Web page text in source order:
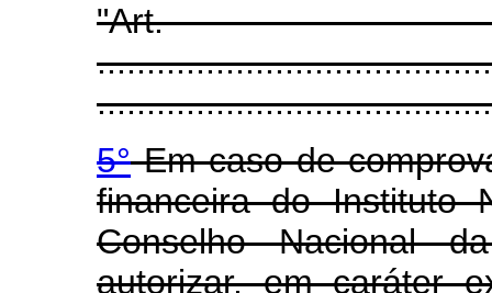
5°Em caso de
financeira do Instituto
Conselho Nacional
autorizar, em caráter